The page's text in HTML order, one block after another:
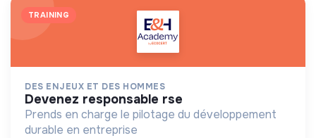
TRAINING
DES ENJEUX ET DES HOMMES
devenez responsable rse
Prends en charge le pilotage du développement
durable en entreprise